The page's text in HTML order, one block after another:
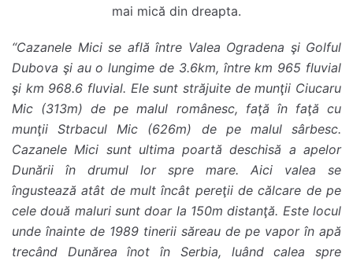
mai mică din dreapta.
“Cazanele Mici se află între Valea Ogradena şi Golful
Dubova şi au o lungime de 3.6km, între km 965 fluvial
şi km 968.6 fluvial. Ele sunt străjuite de munţii Ciucaru
Mic (313m) de pe malul românesc, faţă în faţă cu
munţii Strbacul Mic (626m) de pe malul sârbesc.
Cazanele Mici sunt ultima poartă deschisă a apelor
Dunării în drumul lor spre mare. Aici valea se
îngustează atât de mult încât pereţii de călcare de pe
cele două maluri sunt doar la 150m distanţă. Este locul
unde înainte de 1989 tinerii săreau de pe vapor în apă
trecând Dunărea înot în Serbia, luând calea spre